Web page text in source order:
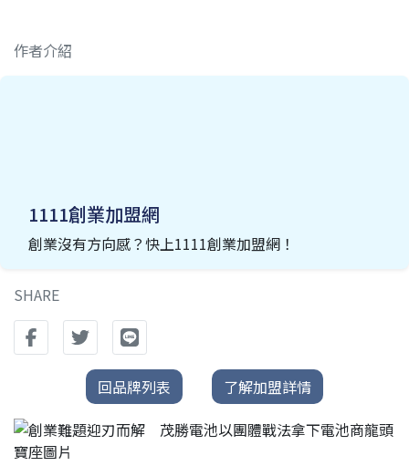
作者介紹
1111創業加盟網
創業沒有方向感？快上1111創業加盟網！
SHARE
回品牌列表 了解加盟詳情